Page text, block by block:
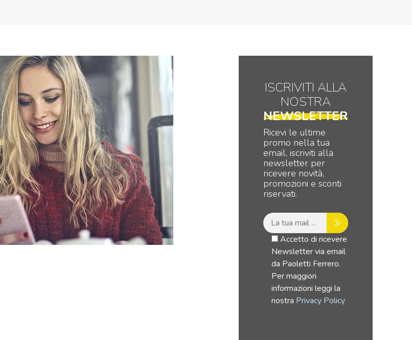
ISCRIVITI ALLA
NOSTRA
NEWSLETTER
Ricevi le ultime
promo nella tua
email, iscriviti alla
newsletter per
ricevere novità,
promozioni e sconti
riservati.
Accetto di ricevere
Newsletter via email
da Paoletti Ferrero.
Per maggiori
informazioni leggi la
nostra Privacy Policy